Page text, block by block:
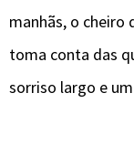
manhãs, o cheiro
toma conta das
sorriso largo e